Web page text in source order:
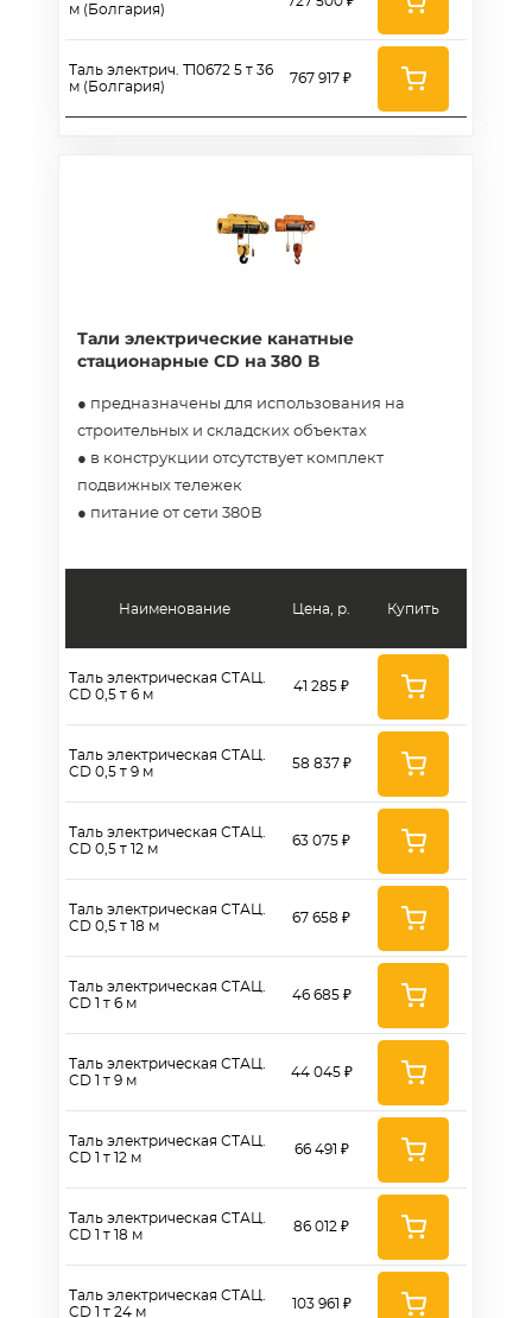
м (Болгария)
Таль электрич. Т10672 5 т 36
м (Болгария)
767 917 ₽
Тали электрические канатные
стационарные CD на 380 В
● предназначены для использования на
строительных и складских объектах
● в конструкции отсутствует комплект
подвижных тележек
● питание от сети 380В
Наименование
Таль электрическая СТАЦ.
CD 0,5 т 6 м
Таль электрическая СТАЦ.
CD 0,5 т 9 м
Таль электрическая СТАЦ.
CD 0,5 т 12 м
Таль электрическая СТАЦ.
CD 0,5 т 18 м
Таль электрическая СТАЦ.
CD 1 т 6 м
Таль электрическая СТАЦ.
CD 1 т 9 м
Таль электрическая СТАЦ.
CD 1 т 12 м
Таль электрическая СТАЦ.
CD 1 т 18 м
Таль электрическая СТАЦ.
CD 1 т 24 м
Цена, р.
41 285 ₽
58 837 ₽
63 075 ₽
67 658 ₽
46 685 ₽
44 045 ₽
66 491 ₽
86 012 ₽
103 961 ₽
Купить